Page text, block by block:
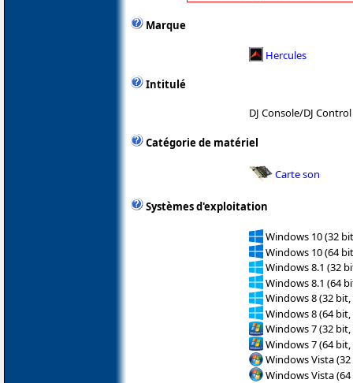
Marque
Hercules
Intitulé
DJ Console/DJ Control
Catégorie de matériel
Carte son
Systèmes d'exploitation
Windows 10 (32
Windows 10 (64
Windows 8.1 (32
Windows 8.1 (64
Windows 8 (32 bit,
Windows 8 (64 bit,
Windows 7 (32 bit,
Windows 7 (64 bit,
Windows Vista
Windows Vista